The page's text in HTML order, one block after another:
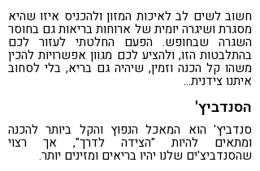
חשוב לשים לב לאיכות המזון ולהכניס איזו שהיא
מסגרת ושיגרה יומית של ארוחות בריאות גם בחוסר
השגרה שבחופש. הפעם החלטתי לעזור לכם
בהתלבטות הזו, ולהציע לכם מגוון אפשרויות להכין
משהו קל הכנה וזמין, שיהיה גם בריא, בלי לסחוב
איתנו צידנית…
הסנדביץ'
סנדביץ' הוא המאכל הנפוץ והקל ביותר להכנה
ומתאים להיות "הצידה לדרך", אך רצוי
שהסנדביצ'ים שלנו יהיו בריאים ומזינים יותר.